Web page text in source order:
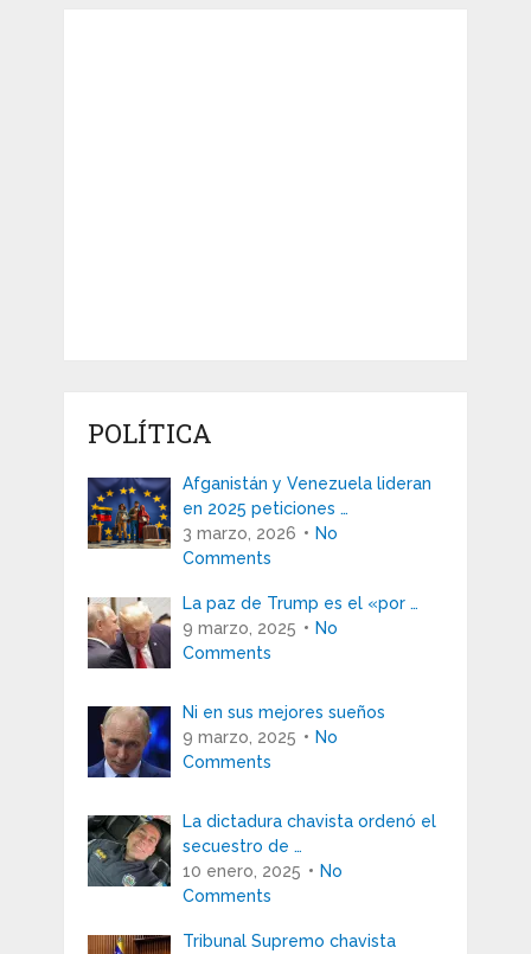
POLÍTICA
Afganistán y Venezuela lideran
en 2025 peticiones …
3 marzo, 2026
No
Comments
La paz de Trump es el «por …
9 marzo, 2025
No
Comments
Ni en sus mejores sueños
9 marzo, 2025
No
Comments
La dictadura chavista ordenó el
secuestro de …
10 enero, 2025
No
Comments
Tribunal Supremo chavista